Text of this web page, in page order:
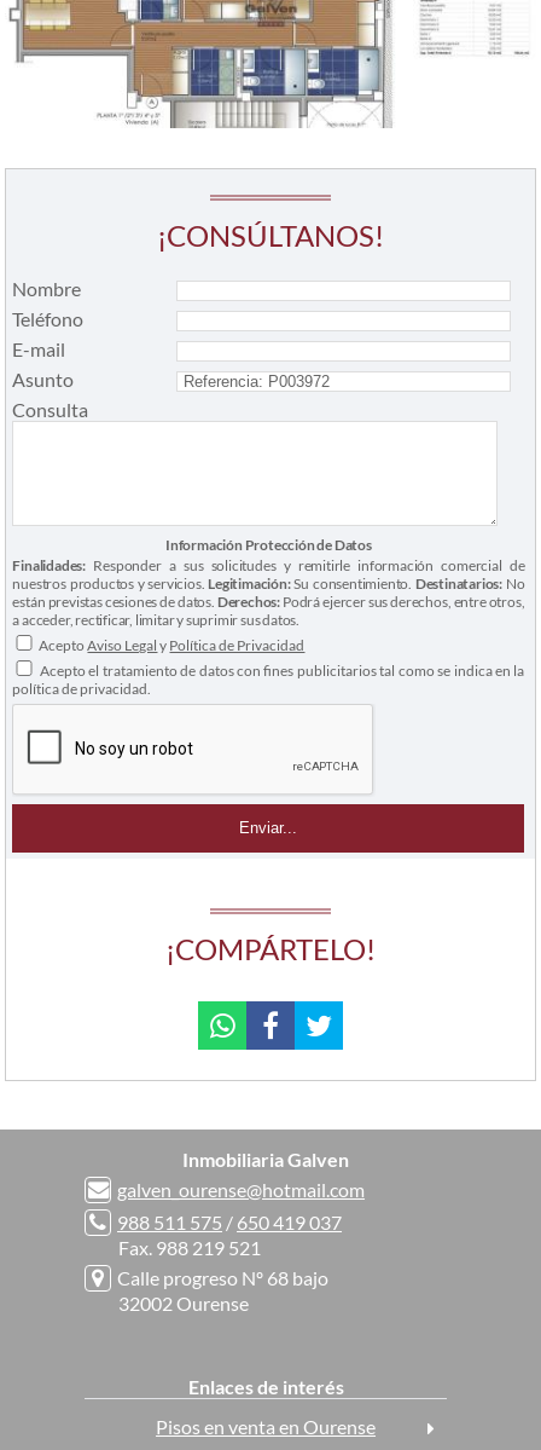
¡COMPÁRTELO!
¡CONSÚLTANOS!
Nombre
Teléfono
E-mail
Asunto
Consulta
Información Protección de Datos
Finalidades: Responder a sus solicitudes y remitirle información comercial de
nuestros productos y servicios. Legitimación:Su consentimiento. Destinatarios:No
están previstas cesiones de datos. Derechos: Podrá ejercer sus derechos, entre otros,
a acceder, rectificar, limitar y suprimir sus datos.
AceptoAviso Legal y Política de Privacidad
Acepto el tratamiento de datos con fines publicitarios tal como se indica en la
política de privacidad.
Inmobiliaria Galven
galven_ourense@hotmail.com
988 511 575 / 650 419 037
Fax. 988 219 521
Calle progreso Nº 68 bajo
32002 Ourense
Enlaces de interés
Pisos en venta en Ourense